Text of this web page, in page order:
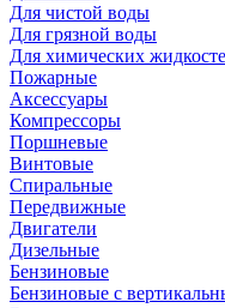
Для чистой воды
Для грязной воды
Для химических
Пожарные
Аксессуары
Компрессоры
Поршневые
Винтовые
Спиральные
Передвижные
Двигатели
Дизельные
Бензиновые
Бензиновые с